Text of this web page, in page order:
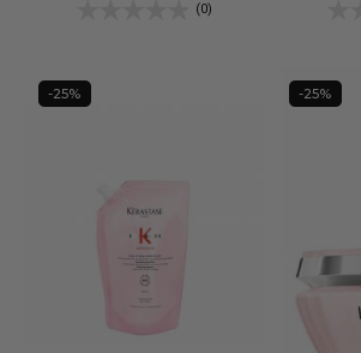
(0)
-25% -25%